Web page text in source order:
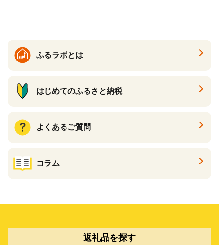
ふるラボとは
はじめてのふるさと納税
よくあるご質問
コラム
返礼品を探す